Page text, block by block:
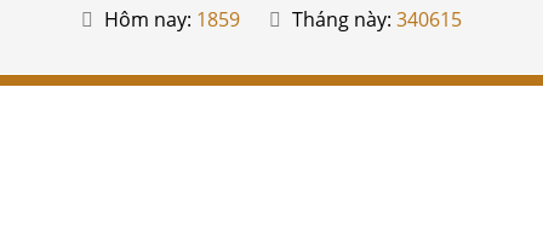
Hôm nay: 1859 Tháng này: 340615